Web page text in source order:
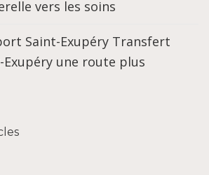
vers les soins
Saint-Exupéry Transfert
une route plus